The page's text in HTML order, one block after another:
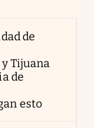
de
Tijuana
de
esto